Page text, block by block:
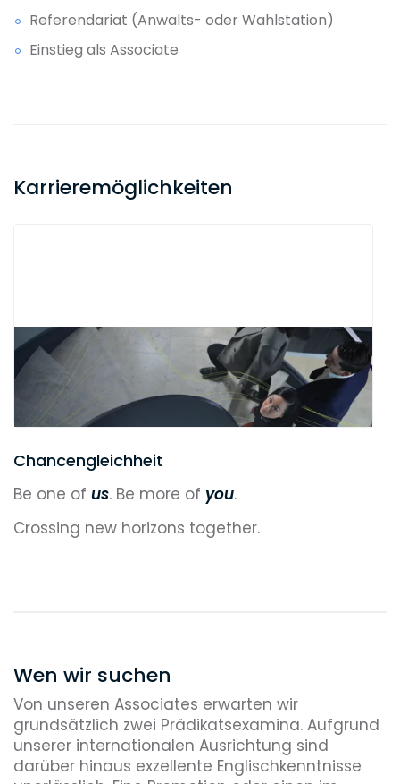
Referendariat (Anwalts- oder Wahlstation)
Einstieg als Associate
Karrieremöglichkeiten
Chancengleichheit
Be one of us. Be more of you.
Crossing new horizons together.
Wen wir suchen
Von unseren Associates erwarten wir
grundsätzlich zwei Prädikatsexamina. Aufgrund
unserer internationalen Ausrichtung sind
darüber hinaus exzellente Englischkenntnisse